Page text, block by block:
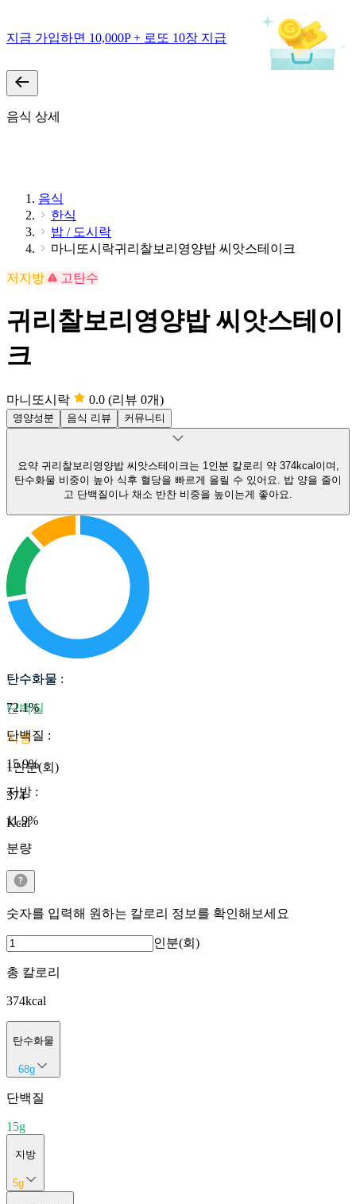
지금 가입하면 10,000P + 로또 10장 지급
음식 상세
음식
한식
밥 / 도시락
마니또시락귀리찰보리영양밥 씨앗스테이크
저지방 고탄수
귀리찰보리영양밥 씨앗스테이
크
마니또시락 0.0 (리뷰 0개)
영양성분 음식 리뷰 커뮤니티
요약 귀리찰보리영양밥 씨앗스테이크는 1인분 칼로리 약 374kcal이며,
탄수화물 비중이 높아 식후 혈당을 빠르게 올릴 수 있어요. 밥 양을 줄이
고 단백질이나 채소 반찬 비중을 높이는게 좋아요.
탄수화물
단백질
지방
1인분(회)
374
Kcal
탄수화물 :
72.1%
단백질 :
15.9%
지방 :
11.9%
분량
숫자를 입력해 원하는 칼로리 정보를 확인해보세요
인분(회)
총 칼로리
374kcal
탄수화물
68g
단백질
15g
지방
5g